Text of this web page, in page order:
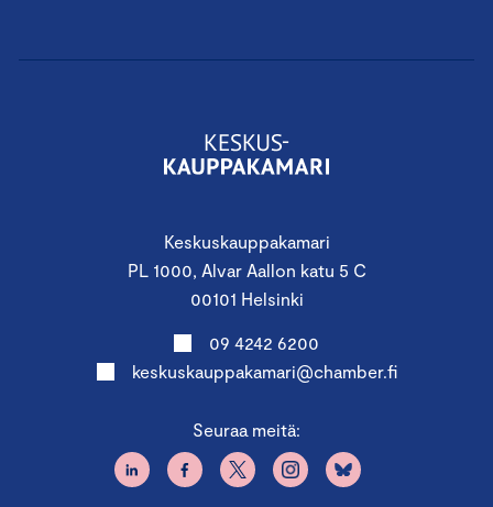
Keskuskauppakamari
PL 1000, Alvar Aallon katu 5 C
00101 Helsinki
09 4242 6200
keskuskauppakamari@chamber.fi
Seuraa meitä: